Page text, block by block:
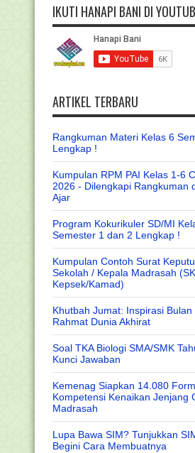
IKUTI HANAPI BANI DI
ARTIKEL TERBARU
Rangkuman Materi Kelas 6
Lengkap !
Kumpulan RPM PAI Kelas 1-6
2026 - Dilengkapi Rangkuman
Ajar
Program Kokurikuler SD/MI
Semester 1 dan 2 Lengkap !
Kumpulan Contoh Surat
Sekolah / Kepala Madrasah (SK
Kepsek/Kamad)
Khutbah Jumat: Inspirasi Bulan
Rahmat Dunia Akhirat
Soal TKA Biologi SMA/SMK
Kunci Jawaban
Kemenag Siapkan 14.080
Kompetensi Kenaikan Jenjang
Madrasah
Lupa Bawa SIM? Tunjukkan
Begini Cara Membuatnya